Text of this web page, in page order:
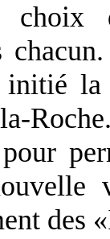
initié
des